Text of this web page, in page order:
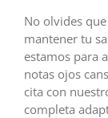
No olvides
mantener tu
estamos para
notas ojos
cita con
completa